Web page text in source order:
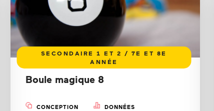
Boule magique 8
CONCEPTION DONNÉES